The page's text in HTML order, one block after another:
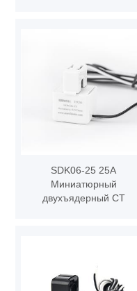
SDK06-25 25A
Миниатюрный
двухъядерный CT